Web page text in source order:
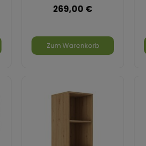
269,00 €
Zum Warenkorb